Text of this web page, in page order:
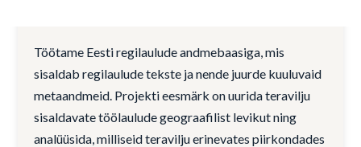
Töötame Eesti regilaulude andmebaasiga, mis
sisaldab regilaulude tekste ja nende juurde kuuluvaid
metaandmeid. Projekti eesmärk on uurida teravilju
sisaldavate töölaulude geograafilist levikut ning
analüüsida, milliseid teravilju erinevates piirkondades